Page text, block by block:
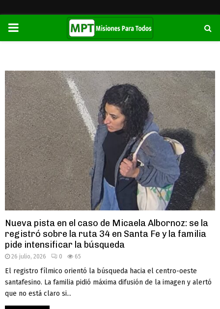
PRIMARY
Nueva pista en el caso de Micaela Albornoz: se la
registró sobre la ruta 34 en Santa Fe y la familia
pide intensificar la búsqueda
26 julio, 2026 0 65
El registro fílmico orientó la búsqueda hacia el centro-oeste
santafesino. La familia pidió máxima difusión de la imagen y alertó
que no está claro si...